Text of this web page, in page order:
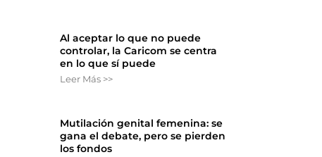
Al aceptar lo que no puede
controlar, la Caricom se centra
en lo que sí puede
Leer Más >>
Mutilación genital femenina: se
gana el debate, pero se pierden
los fondos